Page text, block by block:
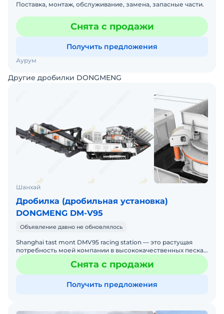
Поставка, монтаж, обслуживание, замена, запасные части.
Снята с продажи
Получить предложения
Аурум
Другие дробилки DONGMENG
Шанхай
Дробилка (дробильная установка)
DONGMENG DM-V95
Объявление давно не обновлялось
Shanghai tast mont DMV95 racing station — это растущая
потребность моей компании в высококачественных песках
для песчаных рынков, внедренных новым поколением эф
Снята с продажи
Получить предложения